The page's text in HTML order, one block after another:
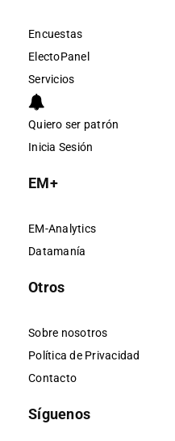
Encuestas
ElectoPanel
Servicios
Quiero ser patrón
Inicia Sesión
EM+
EM-Analytics
Datamanía
Otros
Sobre nosotros
Política de Privacidad
Contacto
Síguenos